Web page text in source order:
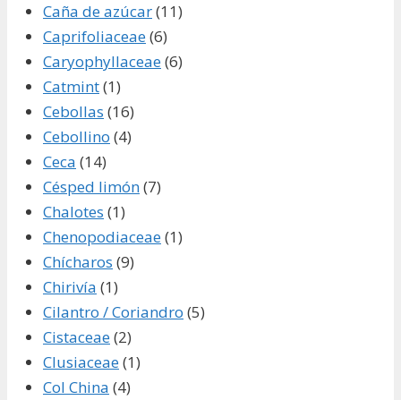
Caña de azúcar(11)
Caprifoliaceae(6)
Caryophyllaceae(6)
Catmint(1)
Cebollas (16)
Cebollino (4)
Ceca (14)
Césped limón(7)
Chalotes (1)
Chenopodiaceae(1)
Chícharos (9)
Chirivía (1)
Cilantro / Coriandro (5)
Cistaceae(2)
Clusiaceae(1)
Col China (4)